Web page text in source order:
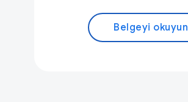
Belgeyi okuyun